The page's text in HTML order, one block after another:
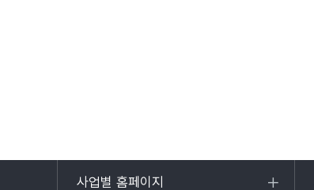
사업별 홈페이지